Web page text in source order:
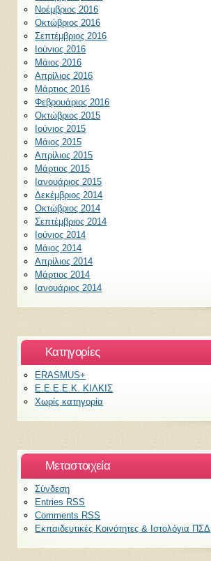
Νοέμβριος 2016
Οκτώβριος 2016
Σεπτέμβριος 2016
Ιούνιος 2016
Μάιος 2016
Απρίλιος 2016
Μάρτιος 2016
Φεβρουάριος 2016
Οκτώβριος 2015
Ιούνιος 2015
Μάιος 2015
Απρίλιος 2015
Μάρτιος 2015
Ιανουάριος 2015
Δεκέμβριος 2014
Οκτώβριος 2014
Σεπτέμβριος 2014
Ιούνιος 2014
Μάιος 2014
Απρίλιος 2014
Μάρτιος 2014
Ιανουάριος 2014
Kατηγορίες
ERASMUS+
Ε.Ε.Ε.Ε.Κ. ΚΙΛΚΙΣ
Χωρίς κατηγορία
Μεταστοιχεία
Σύνδεση
Entries RSS
Comments RSS
Εκπαιδευτικές Κοινότητες & Ιστολόγια ΠΣΔ